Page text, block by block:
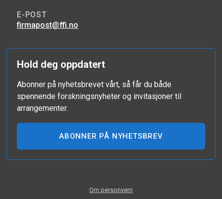
E-POST
firmapost@ffi.no
Hold deg oppdatert
Abonner på nyhetsbrevet vårt, så får du både
spennende forskningsnyheter og invitasjoner til
arrangementer.
ABONNER PÅ NYHETSBREV
Om personvern